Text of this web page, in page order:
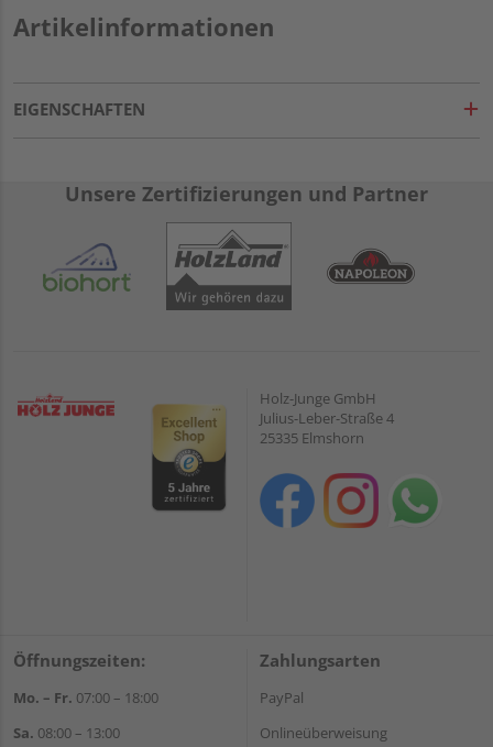
Artikelinformationen
EIGENSCHAFTEN
Unsere Zertifizierungen und Partner
Holz-Junge GmbH
Julius-Leber-Straße 4
25335 Elmshorn
Öffnungszeiten:
Mo. – Fr. 07:00 – 18:00
Sa. 08:00 – 13:00
Zahlungsarten
PayPal
Onlineüberweisung